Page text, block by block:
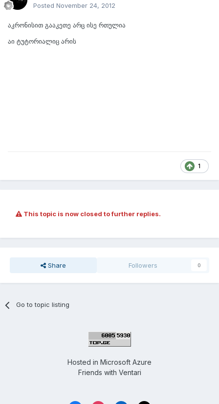
Posted November 24, 2012
აკრონისით გააკეთე არც ისე რთულია
აი ტუტორიალიც არის
1
This topic is now closed to further replies.
Share Followers 0
Go to topic listing
Hosted in Microsoft Azure
Friends with Ventari